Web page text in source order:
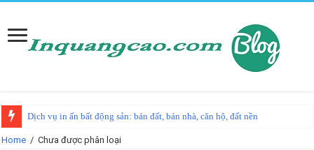
Dịch vụ in ấn bất động sản: bán đất, bán nhà, căn hộ, đất nền
Home / Chưa được phân loại